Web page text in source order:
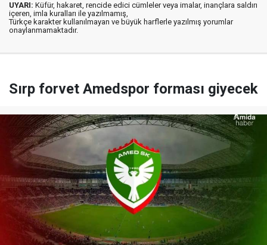
UYARI: Küfür, hakaret, rencide edici cümleler veya imalar, inançlara saldırı
içeren, imla kuralları ile yazılmamış,
Türkçe karakter kullanılmayan ve büyük harflerle yazılmış yorumlar
onaylanmamaktadır.
Sırp forvet Amedspor forması giyecek